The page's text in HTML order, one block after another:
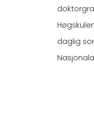
daglig